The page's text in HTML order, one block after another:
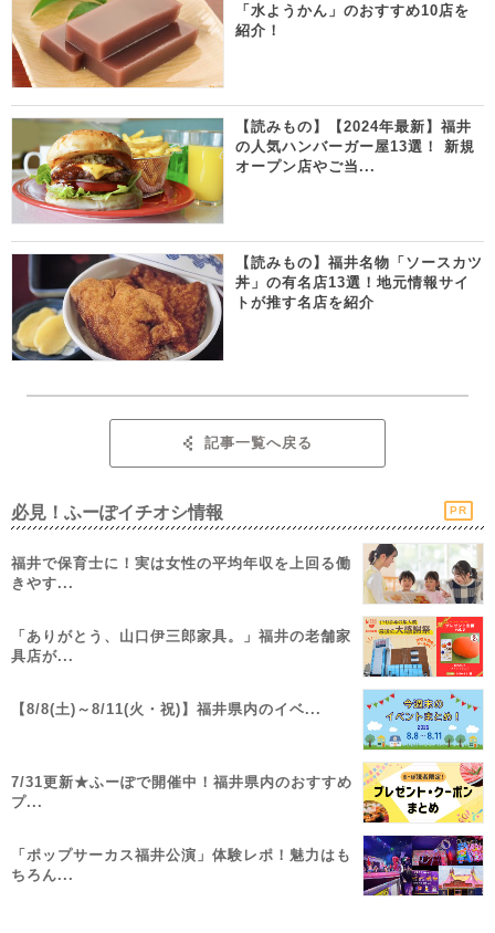
「水ようかん」のおすすめ10店を
紹介！
【読みもの】【2024年最新】福井
の人気ハンバーガー屋13選！ 新規
オープン店やご当...
【読みもの】福井名物「ソースカツ
丼」の有名店13選！地元情報サイ
トが推す名店を紹介
記事一覧へ戻る
必見！ふーぽイチオシ情報 PR
福井で保育士に！実は女性の平均年収を上回る働
きやす...
「ありがとう、山口伊三郎家具。」福井の老舗家
具店が...
【8/8(土)～8/11(火・祝)】福井県内のイベ...
7/31更新★ふーぽで開催中！福井県内のおすすめ
プ...
「ポップサーカス福井公演」体験レポ！魅力はも
ちろん...